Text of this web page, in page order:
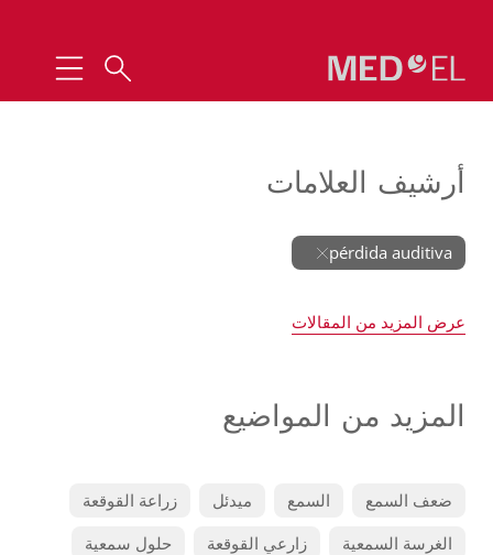
أرشيف العلامات
pérdida auditiva
عرض المزيد من المقالات
المزيد من المواضيع
ضعف السمع السمع ميدئل
زراعة القوقعة
الغرسة السمعية
زارعي القوقعة
حلول سمعية